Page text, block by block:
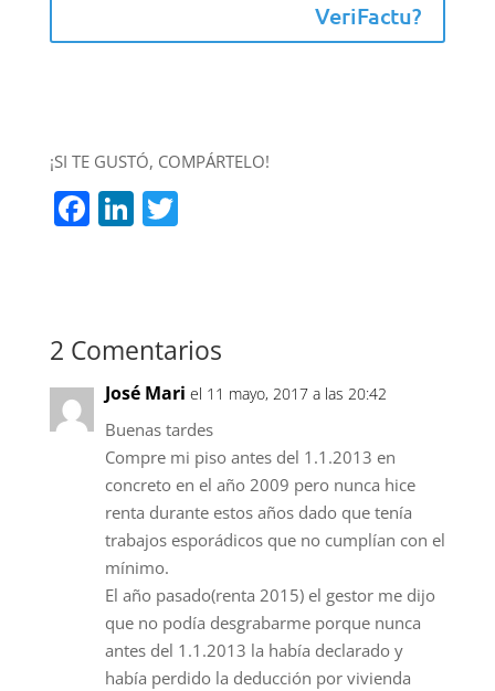
VeriFactu?
¡SI TE GUSTÓ, COMPÁRTELO!
F
b
o
o
k
Li
dI
n
T
2 Comentarios
José Mari el 11 mayo, 2017 a las 20:42
Buenas tardes
Compre mi piso antes del 1.1.2013 en
concreto en el año 2009 pero nunca hice
renta durante estos años dado que tenía
trabajos esporádicos que no cumplían con el
mínimo.
El año pasado(renta 2015) el gestor me dijo
que no podía desgrabarme porque nunca
antes del 1.1.2013 la había declarado y
había perdido la deducción por vivienda